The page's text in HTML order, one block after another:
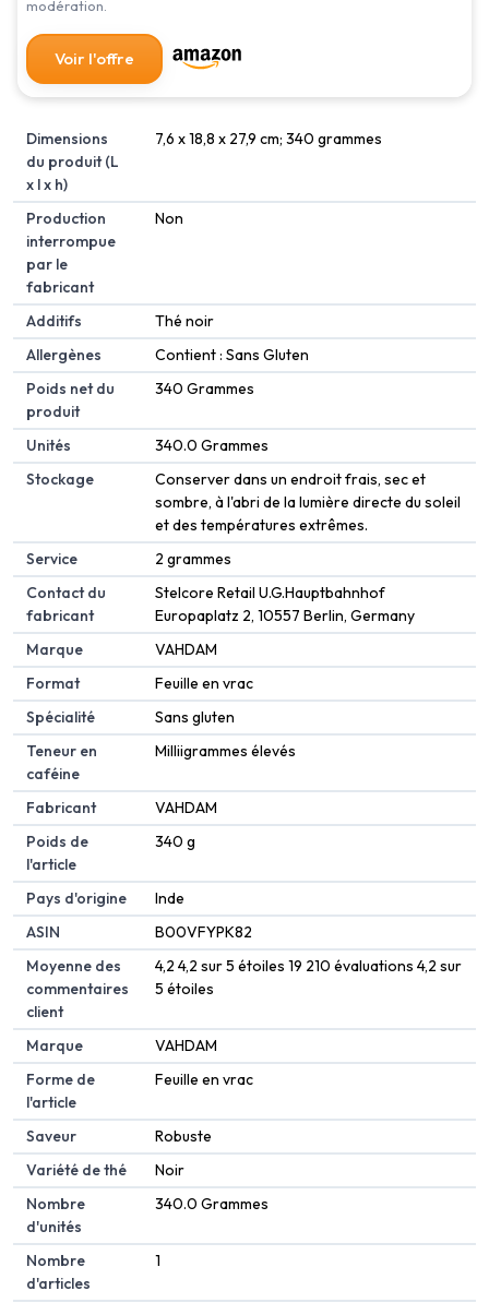
modération.
Voir l'offre
Dimensions
du produit (L
x l x h)
‎7,6 x 18,8 x 27,9 cm; 340 grammes
Production
interrompue
par le
fabricant
‎Non
Additifs
‎Thé noir
Allergènes
‎Contient : Sans Gluten
Poids net du
produit
‎340 Grammes
Unités
‎340.0 Grammes
Stockage
‎Conserver dans un endroit frais, sec et
sombre, à l'abri de la lumière directe du soleil
et des températures extrêmes.
Service
‎2 grammes
Contact du
fabricant
‎Stelcore Retail U.G.Hauptbahnhof
Europaplatz 2, 10557 Berlin, Germany
Marque
‎VAHDAM
Format
‎Feuille en vrac
Spécialité
‎Sans gluten
Teneur en
caféine
‎Milliigrammes élevés
Fabricant
‎VAHDAM
Poids de
l'article
‎340 g
Pays d'origine
‎Inde
ASIN
B00VFYPK82
Moyenne des
commentaires
client
4,2 4,2 sur 5 étoiles 19 210 évaluations 4,2 sur
5 étoiles
Marque
VAHDAM
Forme de
l'article
Feuille en vrac
Saveur
Robuste
Variété de thé
Noir
Nombre
d'unités
340.0 Grammes
Nombre
d'articles
1